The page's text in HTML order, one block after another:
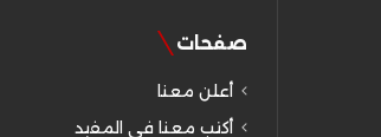
صفحات
أعلن معنا
أكتب معنا في المفيد